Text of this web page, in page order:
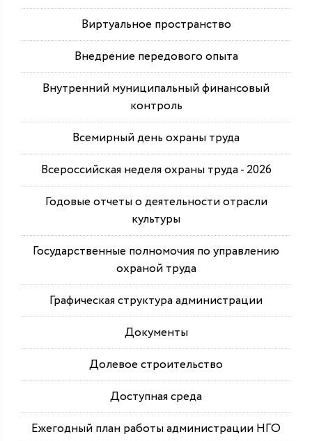
Виртуальное пространство
Внедрение передового опыта
Внутренний муниципальный финансовый
контроль
Всемирный день охраны труда
Всероссийская неделя охраны труда - 2026
Годовые отчеты о деятельности отрасли
культуры
Государственные полномочия по управлению
охраной труда
Графическая структура администрации
Документы
Долевое строительство
Доступная среда
Ежегодный план работы администрации НГО